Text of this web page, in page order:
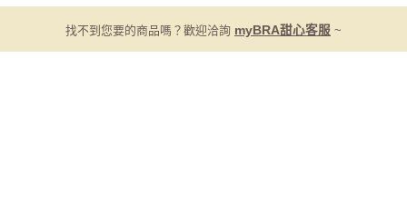
找不到您要的商品嗎？歡迎洽詢 myBRA甜心客服 ~